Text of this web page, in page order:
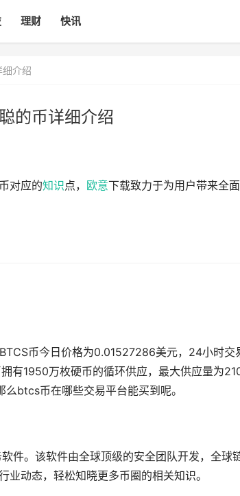
理财 快讯
介绍
的币详细介绍
对应的知识点， 欧意下载致力于为用户带来全
币今日价格为0.01527286美元，24小时交
有1950万枚硬币的循环供应，最大供应量为
么btcs币在哪些交易平台能买到呢。
件。该软件由全球顶级的安全团队开发，全球
动态，轻松知晓更多币圈的相关知识。